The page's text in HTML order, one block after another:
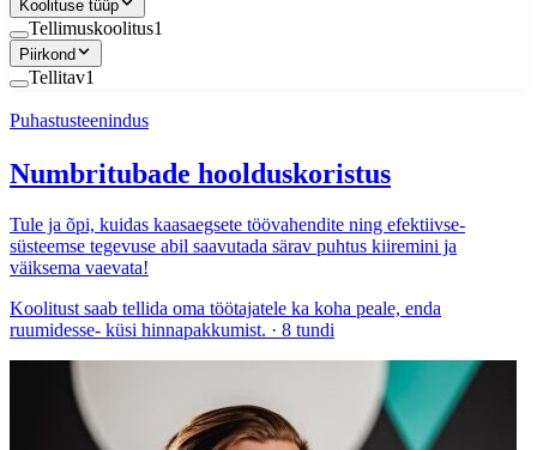
Koolituse tüüp
Tellimuskoolitus1
Piirkond
Tellitav1
Puhastusteenindus
Numbritubade hoolduskoristus
Tule ja õpi, kuidas kaasaegsete töövahendite ning efektiivse-
süsteemse tegevuse abil saavutada särav puhtus kiiremini ja
väiksema vaevata!
Koolitust saab tellida oma töötajatele ka koha peale, enda
ruumidesse- küsi hinnapakkumist. · 8 tundi